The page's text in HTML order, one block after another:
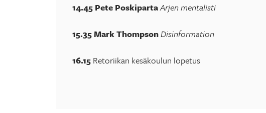
14.45 Pete PoskipartaArjen mentalisti
15.35 Mark ThompsonDisinformation
16.15 Retoriikan kesäkoulun lopetus